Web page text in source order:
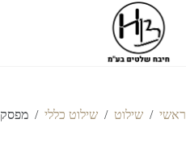
ראשי / שילוט / שילוט כללי / מפסק